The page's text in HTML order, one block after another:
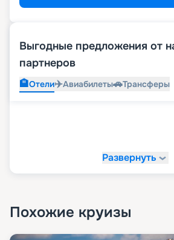
Выгодные предложения от
партнеров
🏨Отели✈️Авиабилеты🚗Трансферы
Развернуть
Похожие круизы